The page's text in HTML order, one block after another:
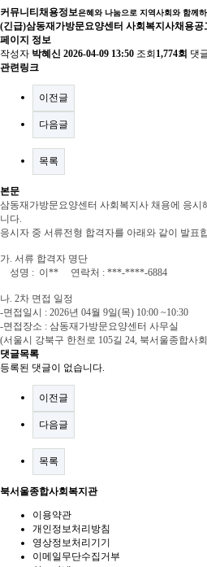
커뮤니티 채용정보은혜와 나눔으로 지역사회와 함께
(긴급)삼동재가방문요양센터 사회복지사채용
페이지 정보
작성자 박혜신 2026-04-09 13:50 조회 1,774회 댓
관련링크
이전글
다음글
목록
본문
삼동재가방문요양센터 사회복지사 채용에 응시
니다.
응시자 중 서류전형 합격자를 아래와 같이 발표
가. 서류 합격자 명단
성명 : 이** 연락처 : ***-****-6884
나. 2차 면접 일정
-면접일시 : 2026년 04월 9일(목) 10:00 ~10:30
-면접장소 : 삼동재가방문요양센터 사무실
(서울시 강북구 한천로 105길 24, 북서울종합사
댓글목록
등록된 댓글이 없습니다.
이전글
다음글
목록
북서울종합사회복지관
이용약관
개인정보처리방침
영상정보처리기기
이메일무단수집거부